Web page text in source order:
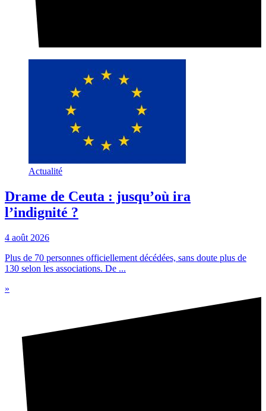
Actualité
Drame de Ceuta : jusqu’où ira
l’indignité ?
4 août 2026
Plus de 70 personnes officiellement décédées, sans doute plus de
130 selon les associations. De ...
»